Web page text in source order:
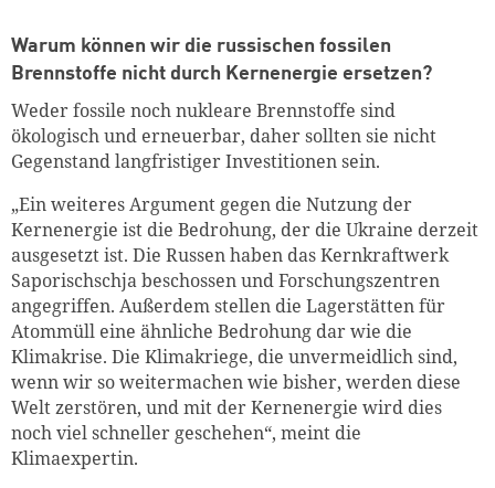
Warum können wir die russischen fossilen
Brennstoffe nicht durch Kernenergie ersetzen?
Weder fossile noch nukleare Brennstoffe sind
ökologisch und erneuerbar, daher sollten sie nicht
Gegenstand langfristiger Investitionen sein.
„Ein weiteres Argument gegen die Nutzung der
Kernenergie ist die Bedrohung, der die Ukraine derzeit
ausgesetzt ist. Die Russen haben das Kernkraftwerk
Saporischschja beschossen und Forschungszentren
angegriffen. Außerdem stellen die Lagerstätten für
Atommüll eine ähnliche Bedrohung dar wie die
Klimakrise. Die Klimakriege, die unvermeidlich sind,
wenn wir so weitermachen wie bisher, werden diese
Welt zerstören, und mit der Kernenergie wird dies
noch viel schneller geschehen“, meint die
Klimaexpertin.